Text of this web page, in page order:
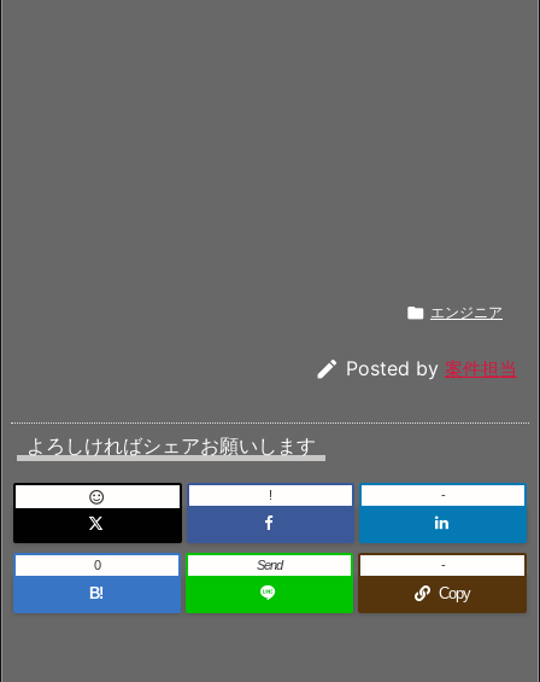
 エンジニア
 Posted by 案件担当
よろしければシェアお願いします
 ! -
B!
0 Send
Copy
-